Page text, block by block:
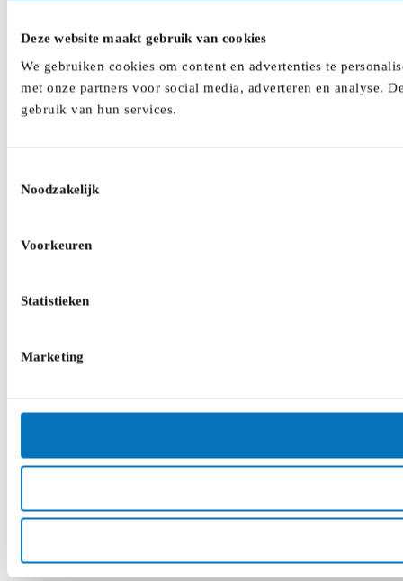
Deze website maakt gebruik van cookies
We gebruiken cookies om content en advertenties te
met onze partners voor social media, adverteren en analyse.
gebruik van hun services.
Noodzakelijk
Voorkeuren
Statistieken
Marketing